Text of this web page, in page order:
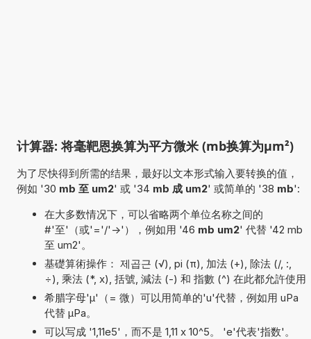
计算器: 将毫靶恩换算为平方微米 (mb换算为µm²)
为了尽快得到所需的结果，最好以文本形式输入要转换的值，
例如 '30 mb 至 um2' 或 '34 mb 成 um2' 或简单的 '38 mb':
在大多数情况下，可以省略两个单位名称之间的
#'至'（或'='/'->'），例如用 '46 mb um2' 代替 '42 mb
至 um2'。
基礎算術操作： 제곱근 (√), pi (π), 加法 (+), 除法 (/, :,
÷), 乘法 (*, x), 括號, 減法 (-) 和 指數 (^) 在此都允許使用
希腊字母'µ'（= 微）可以用简单的'u'代替，例如用 uPa
代替 µPa。
可以写成 '1,11e5'，而不是 1,11 x 10^5。 'e'代表'指数'。